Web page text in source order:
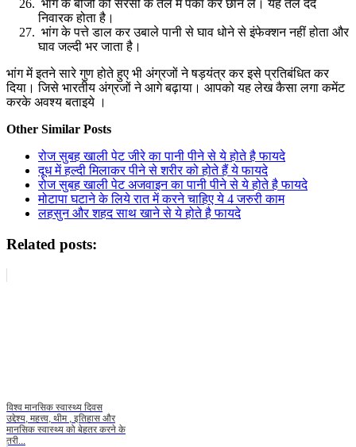
भांग के बीजों को सरसो के तेल में पका कर छान ले। यह तेल दर्द
निवारक होता है।
भांग के पत्ते डाल कर उबाले पानी से घाव धोने से इंफेक्शन नहीं होता और
घाव जल्दी भर जाता है।
भांग में इतने सारे गुण होते हुए भी अंग्रजों ने षड़यंत्र कर इसे प्रतिबंधित कर
दिया। जिसे भारतीय अंग्रजों ने आगे बढ़ाया। आपको यह लेख कैसा लगा कमेंट
करके अवश्य बताइये ।
Other Similar Posts
रोज सुबह खाली पेट जीरे का पानी पीने से ये होते है फायदे
दूध में हल्दी मिलाकर पीने से शरीर को होते हैं ये फायदे
रोज सुबह खाली पेट अजवाइन का पानी पीने से ये होते है फायदे
मोटापा घटाने के लिये रात में करने चाहिए ये 4 जरुरी काम
लहसुन और शहद साथ खाने से ये होते है फायदे
Related posts:
विश्व मानसिक स्वास्थ्य दिवस
उद्देश्य, महत्त्व, थीम , इतिहास और
मानसिक स्वास्थ्य को बेहतर करने के
तरी...